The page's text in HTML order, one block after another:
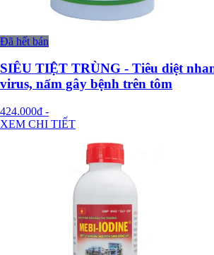
Đã hết bán
SIÊU TIỆT TRÙNG - Tiêu diệt
virus, nấm gây bệnh trên tôm
424.000đ -
XEM CHI TIẾT